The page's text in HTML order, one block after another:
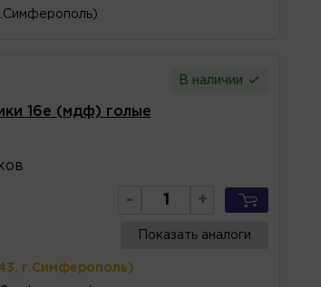
В наличии
16е (мдф) голые
- +
Показать аналоги
г.Симферополь)